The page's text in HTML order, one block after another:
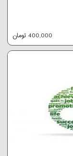
400,000 تومان